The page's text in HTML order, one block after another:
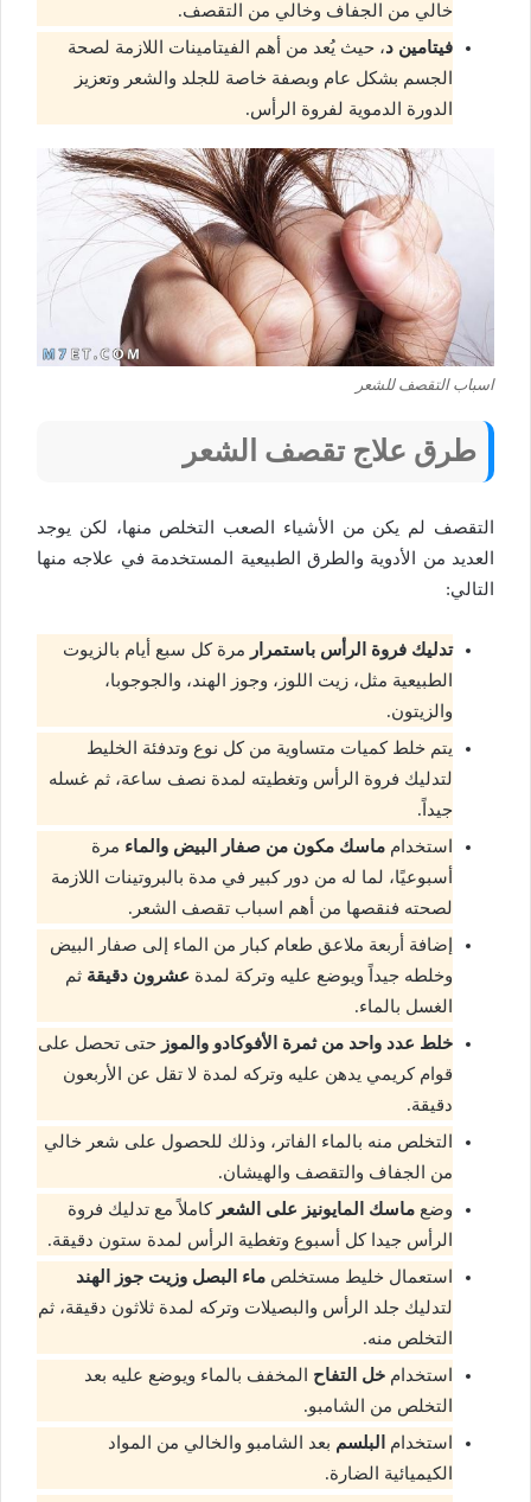
خالي من الجفاف وخالي من التقصف.
فيتامين د، حيث يُعد من أهم الفيتامينات اللازمة لصحة
الجسم بشكل عام وبصفة خاصة للجلد والشعر وتعزيز
الدورة الدموية لفروة الرأس.
اسباب التقصف للشعر
طرق علاج تقصف الشعر
التقصف لم يكن من الأشياء الصعب التخلص منها، لكن يوجد
العديد من الأدوية والطرق الطبيعية المستخدمة في علاجه منها
التالي:
تدليك فروة الرأس باستمرار مرة كل سبع أيام بالزيوت
الطبيعية مثل، زيت اللوز، وجوز الهند، والجوجوبا،
والزيتون.
يتم خلط كميات متساوية من كل نوع وتدفئة الخليط
لتدليك فروة الرأس وتغطيته لمدة نصف ساعة، ثم غسله
جيداً.
استخدام ماسك مكون من صفار البيض والماء مرة
أسبوعيًا، لما له من دور كبير في مدة بالبروتينات اللازمة
لصحته فنقصها من أهم اسباب تقصف الشعر.
إضافة أربعة ملاعق طعام كبار من الماء إلى صفار البيض
وخلطه جيداً ويوضع عليه وتركة لمدة عشرون دقيقة ثم
الغسل بالماء.
خلط عدد واحد من ثمرة الأفوكادو والموز حتى تحصل على
قوام كريمي يدهن عليه وتركه لمدة لا تقل عن الأربعون
دقيقة.
التخلص منه بالماء الفاتر، وذلك للحصول على شعر خالي
من الجفاف والتقصف والهيشان.
وضع ماسك المايونيز على الشعر كاملاً مع تدليك فروة
الرأس جيدا كل أسبوع وتغطية الرأس لمدة ستون دقيقة.
استعمال خليط مستخلص ماء البصل وزيت جوز الهند
لتدليك جلد الرأس والبصيلات وتركه لمدة ثلاثون دقيقة، ثم
التخلص منه.
استخدام خل التفاح المخفف بالماء ويوضع عليه بعد
التخلص من الشامبو.
استخدام
البلسم بعد الشامبو والخالي من المواد
الكيميائية الضارة.